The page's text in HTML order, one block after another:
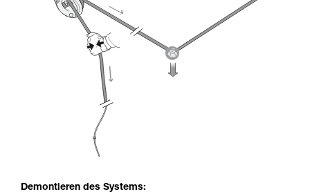
Demontieren des Systems: